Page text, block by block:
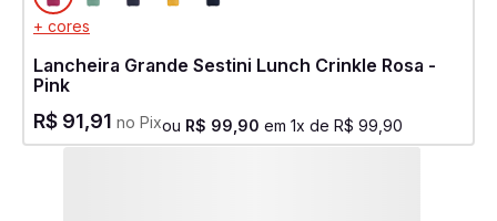
+ cores
Lancheira Grande Sestini Lunch Crinkle Rosa -
Pink
R$ 91,91 no Pixou R$ 99 90 em 1x de R$ 99 90